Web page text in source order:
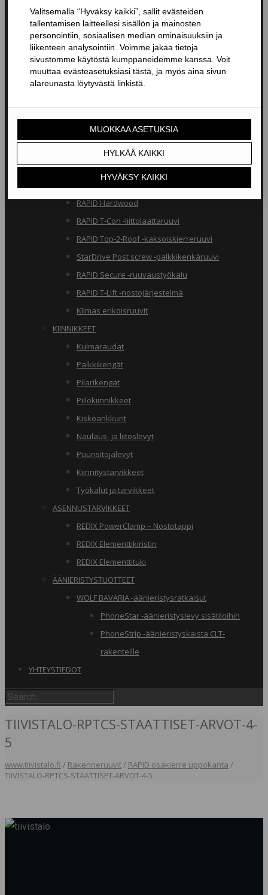
Tiivistyspinnoitteet ja -massat
Tiivistysteipit
Pohjustusaineet ja tarvikkeet
Nanopinnoitteet
RAPID osakierreruuvit
StarDrive GPR osakierreruuvit
Klimas täyskierreruuvit
RAPID Hardwood
RAPID T-Con -liittolaattaruuvi
RAPID Top-2-Roof -kaksoiskierreruuvi
StarDrive Post screw -palkkikenkäruuvi
RAPID Secure -ruuvaustyökalu
RAPID T-Lift -nostojärjestelmä
Klimas erikoisruuvit
KIINNIKKEET
Kulmaraudat
Palkkikengät
Pilarikengät
Piilokiinnikkeet
Kiskoankkurit
Naulaus- ja liitoslevyt
Puunsitojalevyt
Kiinnitystarvikkeet
Työkalut ja tarvikkeet
ASENNUSTARVIKKEET
REDIX PowerClamp – Nostotappi
REDIX Elementtikiristin
REDIX Elementtituki
ÄÄNIERISTYSTUOTTEET
WOLF BAVARIA -äänieristysratkaisut
PhoneStar -äänieristyslevy sisätiloihin
PhoneStrip -äänieristyskaista CLT-
rakenteille
YHTEYSTIEDOT
TIIVISTALO-RPTCS-STAATTISET-ARVOT-4-
5
www.tiivistalo.fi / Rakenneruuvit/ RAPID osakierre uppokanta /
TIIVISTALO-RPTCS-STAATTISET-ARVOT-4-5